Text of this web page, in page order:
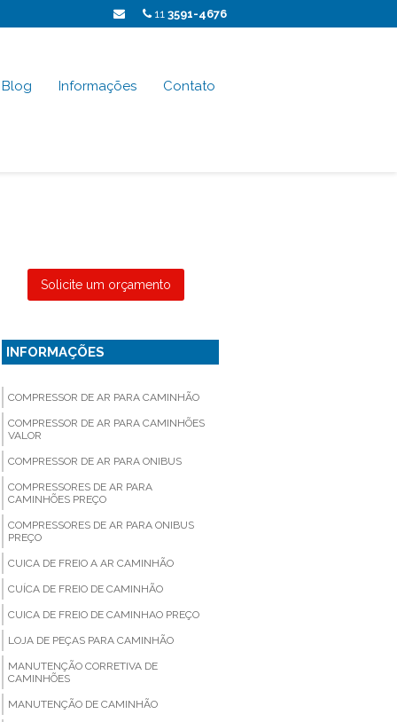
11 3591-4676
Blog Informações Contato
Solicite um orçamento
INFORMAÇÕES
COMPRESSOR DE AR PARA CAMINHÃO
COMPRESSOR DE AR PARA CAMINHÕES
VALOR
COMPRESSOR DE AR PARA ONIBUS
COMPRESSORES DE AR PARA
CAMINHÕES PREÇO
COMPRESSORES DE AR PARA ONIBUS
PREÇO
CUICA DE FREIO A AR CAMINHÃO
CUÍCA DE FREIO DE CAMINHÃO
CUICA DE FREIO DE CAMINHAO PREÇO
LOJA DE PEÇAS PARA CAMINHÃO
MANUTENÇÃO CORRETIVA DE
CAMINHÕES
MANUTENÇÃO DE CAMINHÃO